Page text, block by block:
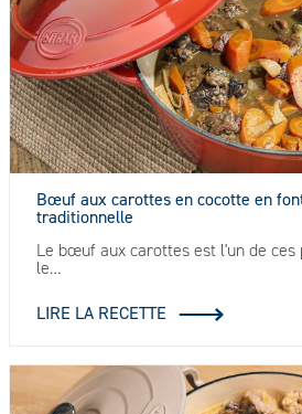
Bœuf aux carottes en cocotte en
traditionnelle
Le bœuf aux carottes est l'un de
le…
LIRE LA RECETTE